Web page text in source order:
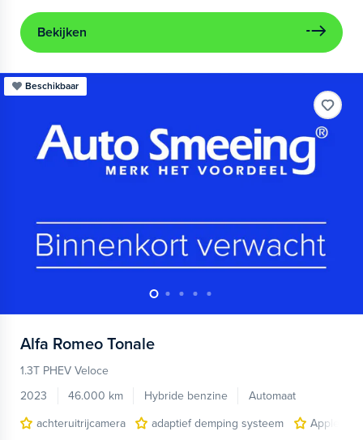
Bekijken
Beschikbaar
Alfa Romeo Tonale
1.3T PHEV Veloce
2023
46.000 km Hybride benzine
Automaat
achteruitrijcamera
adaptief demping systeem
Apple